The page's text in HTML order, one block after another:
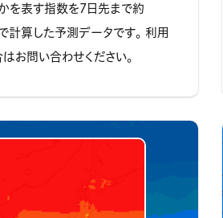
を表す指数を7日先まで約
計算した予測データです。 利用
お問い合わせください。